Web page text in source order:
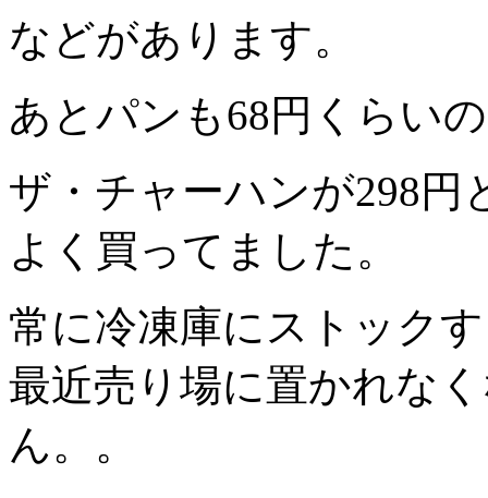
などがあります。
あとパンも68円くらい
ザ・チャーハンが298円
よく買ってました。
常に冷凍庫にストック
最近売り場に置かれな
ん。。